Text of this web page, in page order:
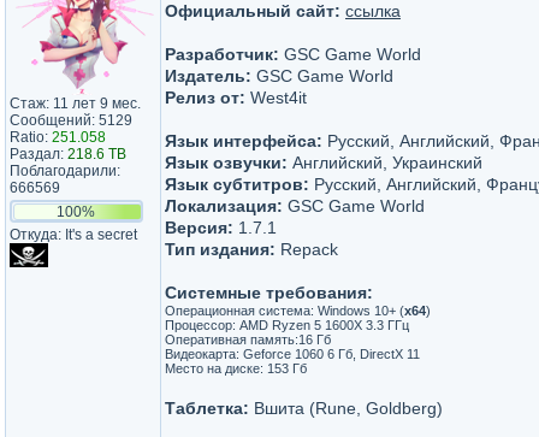
Стаж: 11 лет 9 мес.
Сообщений: 5129
Ratio: 251.058
Раздал: 218.6 TB
Поблагодарили:
666569
100%
Откуда: It's a secret
Официальный сайт: ссылка
Разработчик: GSC Game World
Издатель: GSC Game World
Релиз от: West4it
Язык интерфейса: Русский, Английский,
Язык озвучки: Английский, Украинский
Язык субтитров: Русский, Английский,
Локализация: GSC Game World
Версия: 1.7.1
Тип издания: Repack
Системные требования:
Операционная система: Windows 10+ (x64)
Процессор: AMD Ryzen 5 1600X 3.3 ГГц
Оперативная память:16 Гб
Видеокарта: Geforce 1060 6 Гб, DirectX 11
Место на диске: 153 Гб
Таблетка: Вшита (Rune, Goldberg)